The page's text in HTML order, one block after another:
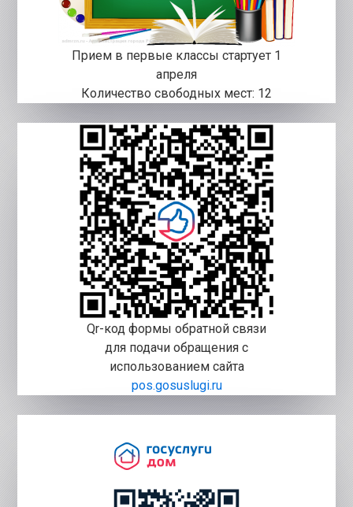
Прием в первые классы стартует 1
апреля
Количество свободных мест: 12
Qr-код формы обратной связи
для подачи обращения с
использованием сайта
pos.gosuslugi.ru